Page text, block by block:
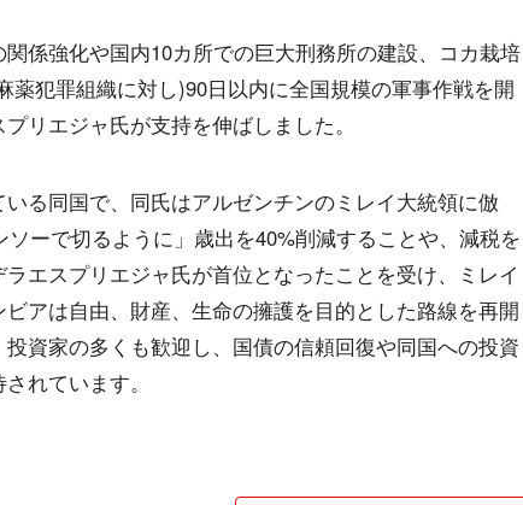
係強化や国内10カ所での巨大刑務所の建設、コカ栽培
薬犯罪組織に対し)90日以内に全国規模の軍事作戦を開
リエジャ氏が支持を伸ばしました。
る同国で、同氏はアルゼンチンのミレイ大統領に倣
ーで切るように」歳出を40%削減することや、減税を
エスプリエジャ氏が首位となったことを受け、ミレイ
アは自由、財産、生命の擁護を目的とした路線を再開
資家の多くも歓迎し、国債の信頼回復や同国への投資
れています。